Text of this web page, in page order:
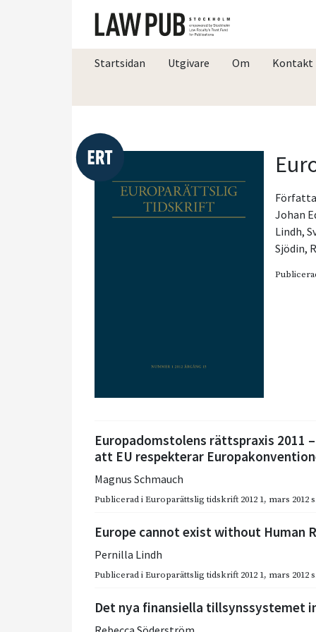
Startsidan Utgivare Om Kontakt
Johan
Lindh,
Sjödin,
Europadomstolens rättspraxis 2011
att EU respekterar
Magnus Schmauch
Publicerad iEuroparättslig tidskrift 2012 1, mars 2012
Europe cannot exist without Human
Pernilla Lindh
Publicerad iEuroparättslig tidskrift 2012 1, mars 2012
Det nya finansiella tillsynssystemet